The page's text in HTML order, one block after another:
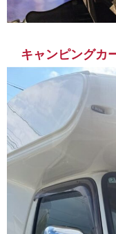
キャンピングカ